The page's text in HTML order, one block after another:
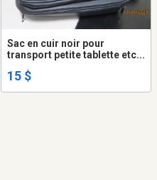
Sac en cuir noir pour
transport petite tablette etc...
15 $